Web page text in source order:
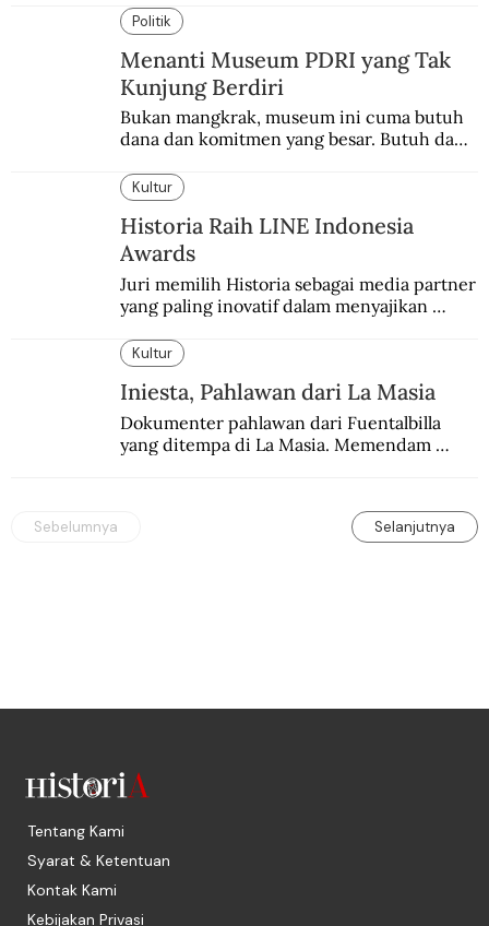
Politik
Menanti Museum PDRI yang Tak
Kunjung Berdiri
Bukan mangkrak, museum ini cuma butuh
dana dan komitmen yang besar. Butuh dana
Kultur
Historia Raih LINE Indonesia
Awards
Juri memilih Historia sebagai media partner
yang paling inovatif dalam menyajikan
Kultur
Iniesta, Pahlawan dari La Masia
Dokumenter pahlawan dari Fuentalbilla
yang ditempa di La Masia. Memendam
Sebelumnya Selanjutnya
Tentang Kami
Syarat & Ketentuan
Kontak Kami
Kebijakan Privasi